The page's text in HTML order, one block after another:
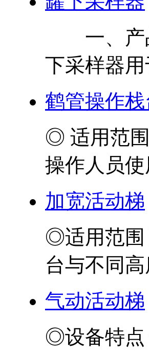
一、产
下采样器
鹤管操作栈
◎ 适用范
操作人员
加宽活动梯
◎适用范围
台与不同
气动活动梯
◎设备特点